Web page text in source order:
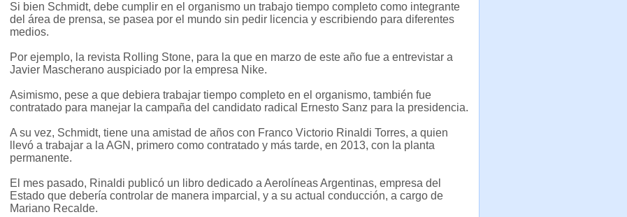
Si bien Schmidt, debe cumplir en el organismo un trabajo tiempo completo como integrante
del área de prensa, se pasea por el mundo sin pedir licencia y escribiendo para diferentes
medios.
Por ejemplo, la revista Rolling Stone, para la que en marzo de este año fue a entrevistar a
Javier Mascherano auspiciado por la empresa Nike.
Asimismo, pese a que debiera trabajar tiempo completo en el organismo, también fue
contratado para manejar la campaña del candidato radical Ernesto Sanz para la presidencia.
A su vez, Schmidt, tiene una amistad de años con Franco Victorio Rinaldi Torres, a quien
llevó a trabajar a la AGN, primero como contratado y más tarde, en 2013, con la planta
permanente.
El mes pasado, Rinaldi publicó un libro dedicado a Aerolíneas Argentinas, empresa del
Estado que debería controlar de manera imparcial, y a su actual conducción, a cargo de
Mariano Recalde.